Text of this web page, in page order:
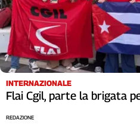
INTERNAZIONALE
Flai Cgil, parte la brigata
REDAZIONE